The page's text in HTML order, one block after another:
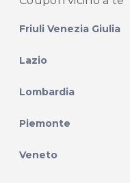
Friuli Venezia Giulia
Lazio
Lombardia
Piemonte
Veneto